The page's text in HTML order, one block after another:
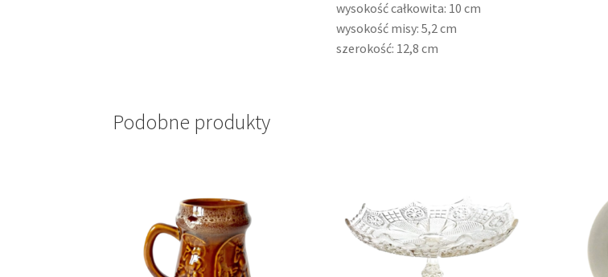
wysokość całkowita: 10 cm
wysokość misy: 5,2 cm
szerokość: 12,8 cm
Podobne produkty